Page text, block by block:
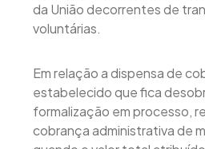
da União decorrentes de
voluntárias.
Em relação a dispensa de
estabelecido que fica
formalização em processo,
cobrança administrativa de